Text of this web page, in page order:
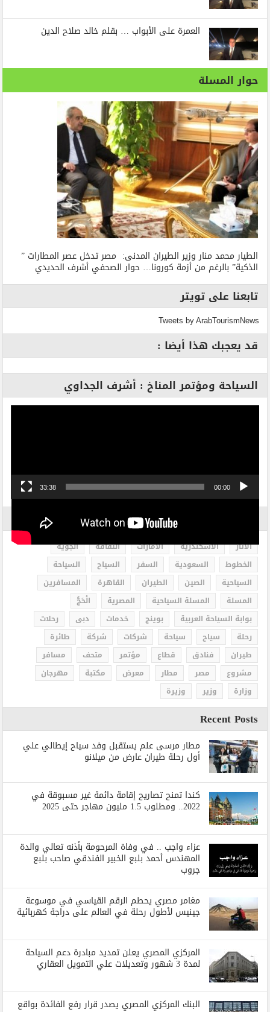
العمرة على الأبواب … بقلم خالد صلاح الدين
حوار المسلة
الطيار محمد منار وزير الطيران المدنى: مصر تدخل عصر المطارات ”
الذكية” بالرغم من أزمة كورونا… حوار الصحفي أشرف الحديدي
تابعنا على تويتر
Tweets by ArabTourismNews
قد يعجبك هذا أيضا :
السياحة ومؤتمر المناخ : أشرف الجداوي
00:00
33:38
الاثار الاسكندرية الامارات الثقافة
الجوية
الخطوط
السعودية السفر السياح
السياحة
السياحية
الصين الطيران القاهرة
المسافرين
المسلة
المسلة السياحية المصرية
الْحَجُّ
بوابة السياحة العربية
بوينج خدمات دبى
رحلات
رحلة
سياح سياحة شركات شركة
طائرة
طيران
فنادق قطاع مؤتمر متحف
مسافر
مشروع
مصر مطار معرض مكتبة
مهرجان
وزارة
وزير وزيرة
Recent Posts
مطار مرسى علم يستقبل وفد سياح إيطالي علي
أول رحلة طيران عارض من ميلانو
كندا تمنح تصاريح إقامة دائمة غير مسبوقة في
2022.. ومطلوب 1.5 مليون مهاجر حتى 2025
عزاء واجب .. في وفاة المرحومة بأذنه تعالي والدة
المهندس أحمد بلبع الخبير الفندقي صاحب بلبع
جروب
مغامر مصري يحطم الرقم القياسي في موسوعة
جينيس لأطول رحلة في العالم على دراجة كهربائية
المركزي المصري يعلن تمديد مبادرة دعم السياحة
لمدة 3 شهور وتعديلات علي التمويل العقاري
البنك المركزي المصري يصدر قرار رفع الفائدة بواقع